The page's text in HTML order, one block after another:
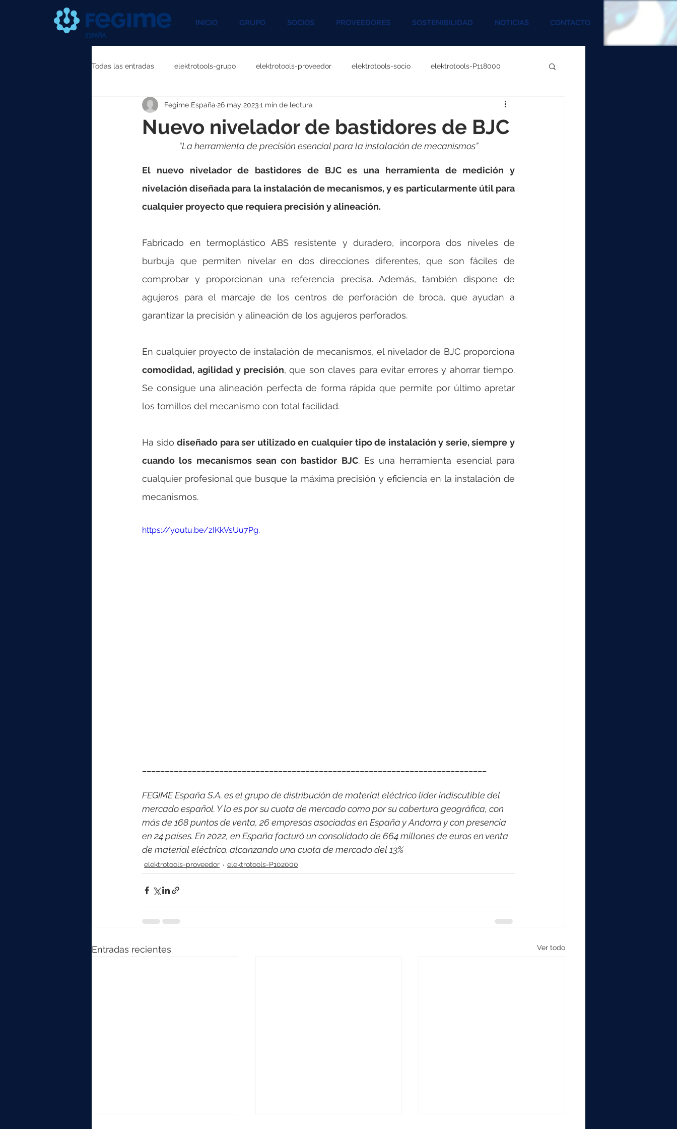
INICIO GRUPO SOCIOS PROVEEDORES SOSTENIBILIDAD NOTICIAS CONTACTO
Todas las entradas elektrotools-grupo elektrotools-proveedor elektrotools-socio elektrotools-P118000
elektrotools-P111000 elektrotools-P060000 elektrotools-P027000
elektrotools-P087000 elektrotools-P096000 elektrotools-P041000 elektrotools-P083000
elektrotools-P040000 elektrotools-P046000 elektrotools-P121000 elektrotools-P118000
elektrotools-P065000 elektrotools-P040000 elektrotools-P059000 elektrotools-P002000
elektrotools-P099000 elektrotools-P046000
Nuevo nivelador de bastidores de BJC
Fegime España 26 may 20231 min de lectura
“La herramienta de precisión esencial para la instalación de mecanismos”
El nuevo nivelador de bastidores de BJC es una herramienta de medición y
nivelación diseñada para la instalación de mecanismos, y es particularmente útil para
cualquier proyecto que requiera precisión y alineación.
Fabricado en termoplástico ABS resistente y duradero, incorpora dos niveles de
burbuja que permiten nivelar en dos direcciones diferentes, que son fáciles de
comprobar y proporcionan una referencia precisa. Además, también dispone de
agujeros para el marcaje de los centros de perforación de broca, que ayudan a
garantizar la precisión y alineación de los agujeros perforados.
comodidad, agilidad y precisión, que son claves para evitar errores y ahorrar tiempo.
Se consigue una alineación perfecta de forma rápida que permite por último apretar
los tornillos del mecanismo con total facilidad.
Ha sido diseñado para ser utilizado en cualquier tipo de instalación y serie, siempre y
cuando los mecanismos sean con bastidor BJC. Es una herramienta esencial para
cualquier profesional que busque la máxima precisión y eficiencia en la instalación de
mecanismos.
https://youtu.be/zIKkVsUu7Pg.
FEGIME España S.A. es el grupo de distribución de material eléctrico líder indiscutible del
mercado español. Y lo es por su cuota de mercado como por su cobertura geográfica, con
más de 168 puntos de venta, 26 empresas asociadas en España y Andorra y con presencia
en 24 países. En 2022, en España facturó un consolidado de 664 millones de euros en venta
de material eléctrico, alcanzando una cuota de mercado del 13%
elektrotools-proveedor elektrotools-P102000
Entradas recientes Ver todo